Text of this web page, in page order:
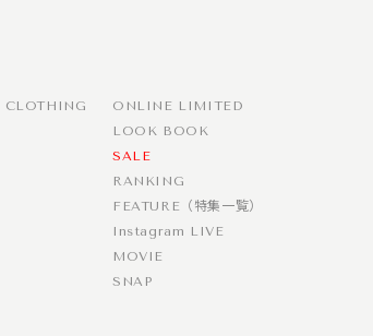
CLOTHING
ONLINE LIMITED
LOOK BOOK
SALE
RANKING
FEATURE（特集一覧）
Instagram LIVE
MOVIE
SNAP